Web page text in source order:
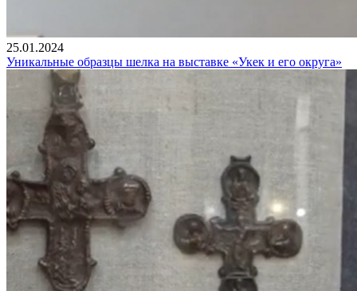
25.01.2024
Уникальные образцы шелка на выставке «Укек и его округа»